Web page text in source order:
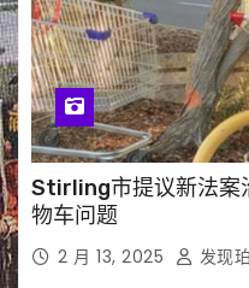
Stirling市提议新法案
物车问题
2 月 13, 2025 发现